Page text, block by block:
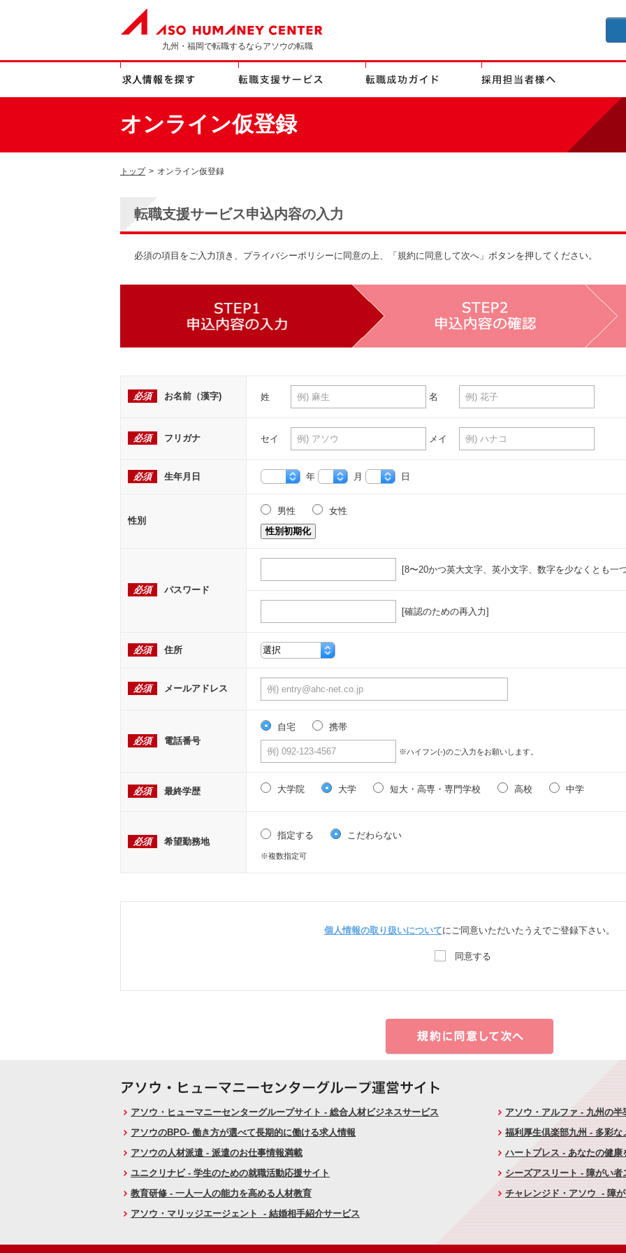
九州・福岡で転職するならアソウの転職
オンライン仮登録
トップ > オンライン仮登録
転職支援サービス申込内容の入力
必須の項目をご入力頂き、プライバシーポリシーに同意の上、「規約に同意して次へ」ボタンを押してください。
必須 お名前（漢字) 姓 名
必須 フリガナ セイ メイ
必須 生年月日 年 月 日
性別
男性
女性
性別初期化
必須 パスワード
[8〜20かつ英大文字、英小文字、数字を少なくとも一
[確認のための再入力]
必須 住所
必須 メールアドレス
必須 電話番号
自宅 携帯
※ハイフン(-)のご入力をお願いします。
必須 最終学歴 大学院 大学 短大・高専・専門学校 高校 中学
必須 希望勤務地
指定する こだわらない
※複数指定可
個人情報の取り扱いについてにご同意いただいたうえでご登録下さい。
同意する
アソウ・ヒューマニーセンターグループサイト - 総合人材ビジネスサービス
アソウのBPO- 働き方が選べて長期的に働ける求人情報
アソウの人材派遣 - 派遣のお仕事情報満載
ユニクリナビ - 学生のための就職活動応援サイト
教育研修 - 一人一人の能力を高める人材教育
アソウ・マリッジエージェント - 結婚相手紹介サービス
アソウ・アルファ - 九州の
福利厚生倶楽部九州 - 多彩
ハートプレス - あなたの健康
シーズアスリート - 障がい
チャレンジド・アソウ - 障